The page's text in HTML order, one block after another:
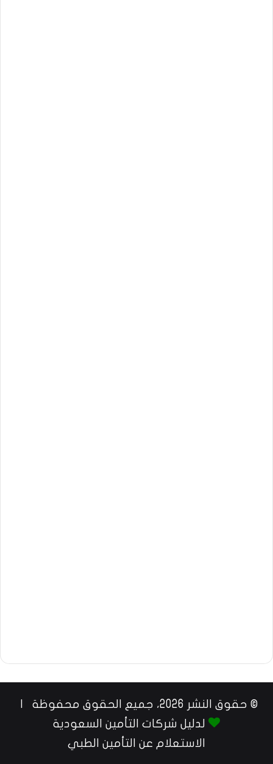
© حقوق النشر 2026، جميع الحقوق محفوظة |
لدليل شركات التأمين السعودية
الاستعلام عن التأمين الطبي